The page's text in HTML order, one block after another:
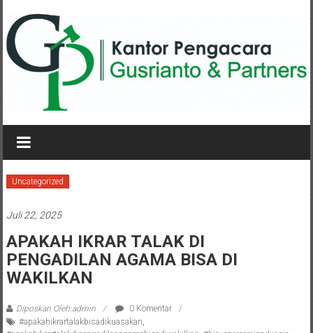
konten
KANTOR
PENGACARA
GUSRIANTO
&
PARTNERS
Kantor
Pengacara
/
Pengacara
Uncategorized
Juli 22, 2025
APAKAH IKRAR TALAK DI
PENGADILAN AGAMA BISA DI
WAKILKAN
Diposkan Oleh:admin
0 Komentar
#apakahikrartalakbisadikuasakan,